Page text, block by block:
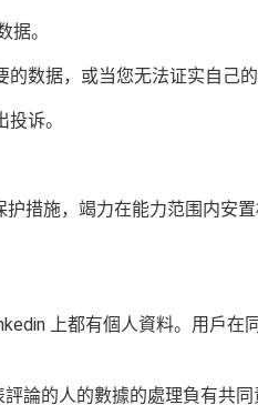
。
数据，或当您无法证实自己
诉。
护措施，竭力在能力范围内
上都有個人資料。用戶
論的人的數據的處理負有共